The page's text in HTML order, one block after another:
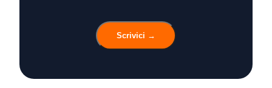
Scrivici →